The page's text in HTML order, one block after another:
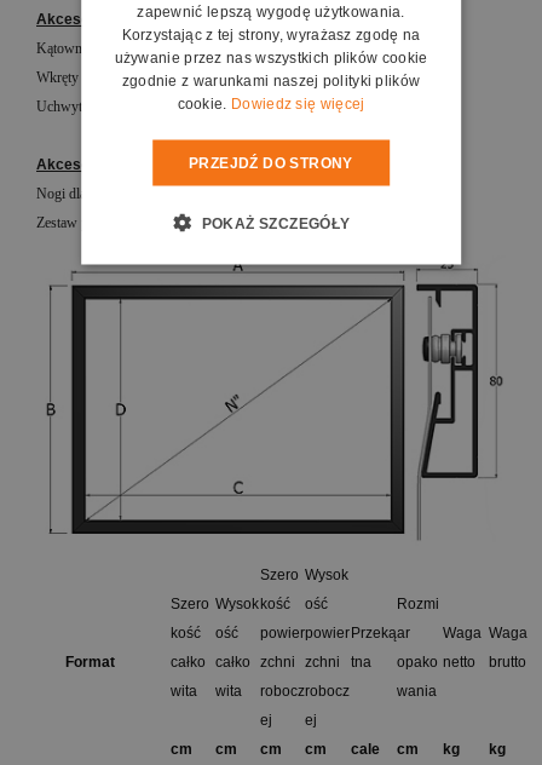
Akcesoria standardowe:
Kątowniki
Wkręty
Uchwyty do montażu ściennego
Akcesoria opcjonalne:
Nogi dla ekranu z systemem zaczepów
Zestaw pierścieni do montazu ramy do kratownic
Format
Szero
kość
całko
wita
Wysok
ość
całko
wita
Szero
kość
powier
zchni
robocz
ej
Wysok
ość
powier
zchni
robocz
ej
Przeką
tna
Rozmi
ar
opako
wania
Waga
netto
Waga
brutto
cm cm cm cm cale cm kg kg
zapewnić lepszą wygodę użytkowania.
Korzystając z tej strony, wyrażasz zgodę na
używanie przez nas wszystkich plików cookie
zgodnie z warunkami naszej polityki plików
cookie. Dowiedz się więcej
PRZEJDŹ DO STRONY
POKAŻ SZCZEGÓŁY